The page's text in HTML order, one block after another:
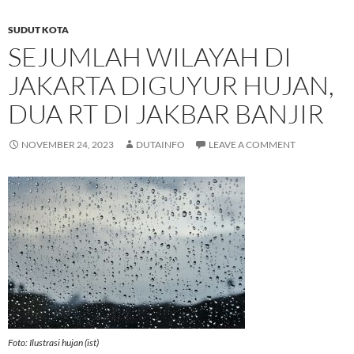
SUDUT KOTA
SEJUMLAH WILAYAH DI
JAKARTA DIGUYUR HUJAN,
DUA RT DI JAKBAR BANJIR
NOVEMBER 24, 2023 DUTAINFO LEAVE A COMMENT
Foto: Ilustrasi hujan (ist)